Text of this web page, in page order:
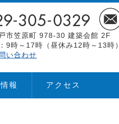
市笠原町 978-30 建築会館 2F
9時～17時（昼休み12時～13時）
い合わせ
報 アクセス